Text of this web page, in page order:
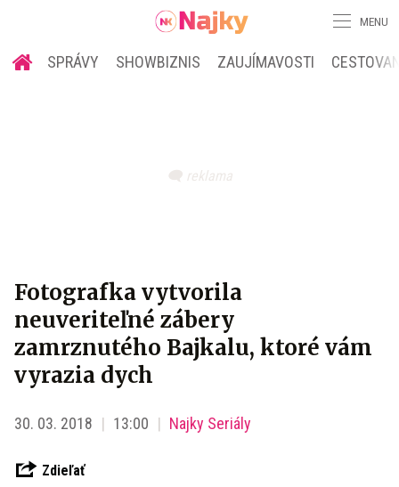
MENU
SPRÁVY SHOWBIZNIS ZAUJÍMAVOSTI
Fotografka vytvorila
neuveriteľné zábery
zamrznutého Bajkalu, ktoré vám
vyrazia dych
30. 03. 2018 13:00 Najky Seriály
Zdieľať